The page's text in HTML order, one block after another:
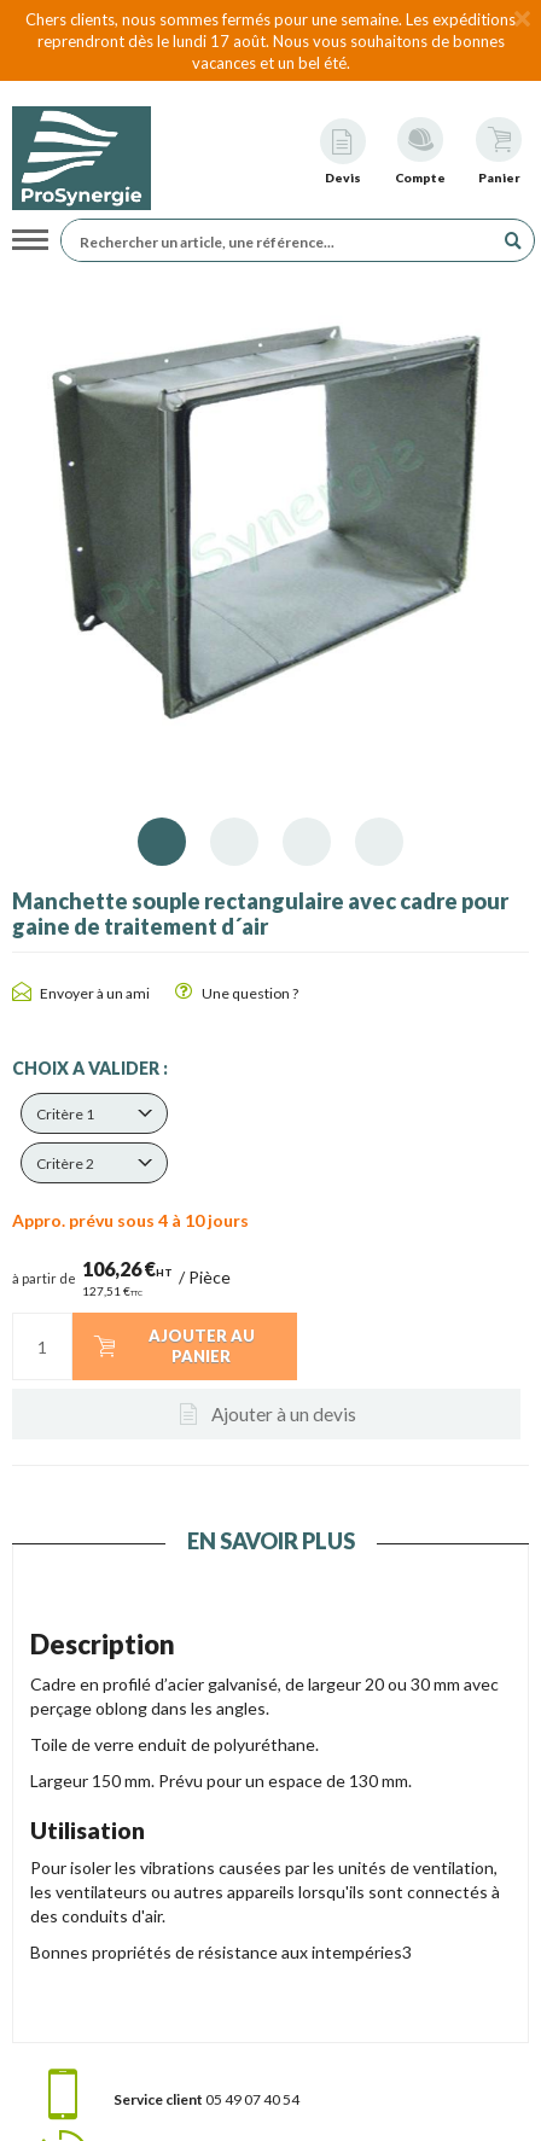
Chers clients, nous sommes fermés pour une semaine. Les expéditions
reprendront dès le lundi 17 août. Nous vous souhaitons de bonnes
vacances et un bel été.
Devis Compte Panier
Navigation
Manchette souple rectangulaire avec cadre pour
gaine de traitement d´air
Envoyer à un ami Une question ?
CHOIX A VALIDER :
Critère 1
Critère 2
Appro. prévu sous 4 à 10 jours
à partir de 106,26 €HT
127,51 €TTC
/Pièce
AJOUTER AU
PANIER
Ajouter à un devis
EN SAVOIR PLUS
Description
Cadre en profilé d’acier galvanisé, de largeur 20 ou 30 mm avec
perçage oblong dans les angles.
Toile de verre enduit de polyuréthane.
Largeur 150 mm. Prévu pour un espace de 130 mm.
Utilisation
Pour isoler les vibrations causées par les unités de ventilation,
les ventilateurs ou autres appareils lorsqu'ils sont connectés à
des conduits d'air.
Bonnes propriétés de résistance aux intempéries3
Service client 05 49 07 40 54